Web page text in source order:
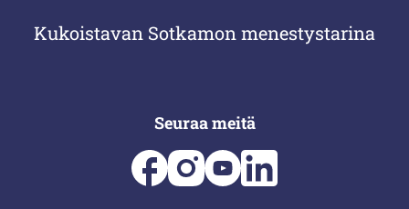
Kukoistavan Sotkamon menestystarina
Seuraa meitä